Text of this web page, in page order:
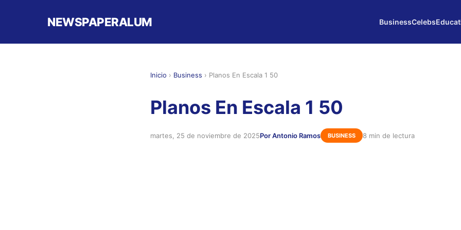
NEWSPAPERALUM BusinessCelebs
Inicio › Business › Planos En Escala 1 50
Planos En Escala 1 50
martes, 25 de noviembre de 2025Por Antonio Ramos BUSINESS 8 min de lectura